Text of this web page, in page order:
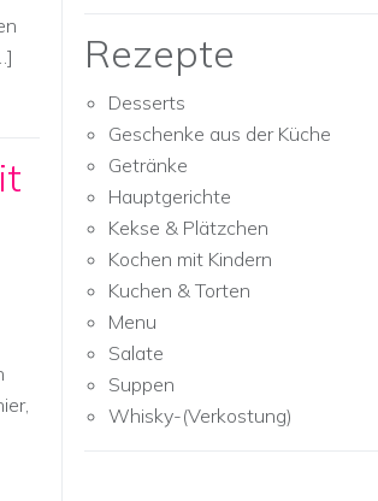
Rezepte
Desserts
Geschenke aus der Küche
Getränke
Hauptgerichte
Kekse & Plätzchen
Kochen mit Kindern
Kuchen & Torten
Menu
Salate
Suppen
Whisky-(Verkostung)